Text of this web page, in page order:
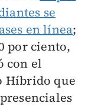
se
en línea;
por ciento,
con el
Híbrido que